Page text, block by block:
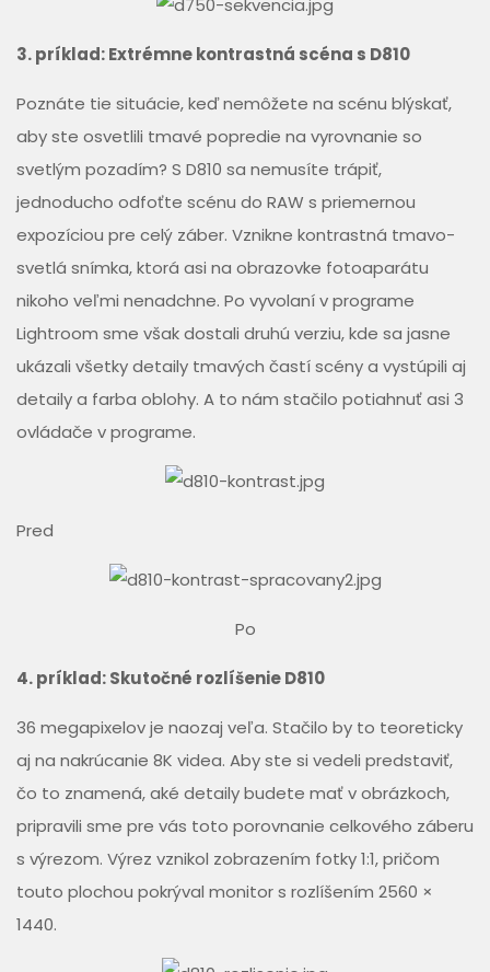
3. príklad: Extrémne kontrastná scéna s D810
Poznáte tie situácie, keď nemôžete na scénu blýskať,
aby ste osvetlili tmavé popredie na vyrovnanie so
svetlým pozadím? S D810 sa nemusíte trápiť,
jednoducho odfoťte scénu do RAW s priemernou
expozíciou pre celý záber. Vznikne kontrastná tmavo-
svetlá snímka, ktorá asi na obrazovke fotoaparátu
nikoho veľmi nenadchne. Po vyvolaní v programe
Lightroom sme však dostali druhú verziu, kde sa jasne
ukázali všetky detaily tmavých častí scény a vystúpili aj
detaily a farba oblohy. A to nám stačilo potiahnuť asi 3
ovládače v programe.
Pred
Po
4. príklad: Skutočné rozlíšenie D810
36 megapixelov je naozaj veľa. Stačilo by to teoreticky
aj na nakrúcanie 8K videa. Aby ste si vedeli predstaviť,
čo to znamená, aké detaily budete mať v obrázkoch,
pripravili sme pre vás toto porovnanie celkového záberu
s výrezom. Výrez vznikol zobrazením fotky 1:1, pričom
touto plochou pokrýval monitor s rozlíšením 2560 ×
1440.